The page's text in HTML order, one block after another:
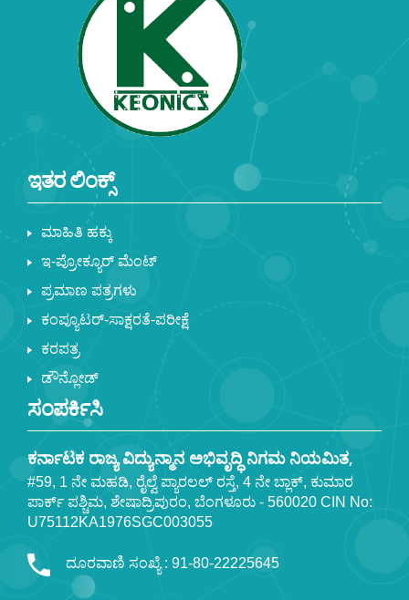
ಇತರ ಲಿಂಕ್ಸ್
ಮಾಹಿತಿ ಹಕ್ಕು
ಇ-ಪ್ರೋಕ್ಯೂರ್ ಮೆಂಟ್
ಪ್ರಮಾಣ ಪತ್ರಗಳು
ಕಂಪ್ಯೂಟರ್-ಸಾಕ್ಷರತೆ-ಪರೀಕ್ಷೆ
ಕರಪತ್ರ
ಡೌನ್ಲೋಡ್
ಸಂಪರ್ಕಿಸಿ
ಕರ್ನಾಟಕ ರಾಜ್ಯ ವಿದ್ಯುನ್ಮಾನ ಅಭಿವೃದ್ಧಿ ನಿಗಮ ನಿಯಮಿತ,
#59, 1 ನೇ ಮಹಡಿ, ರೈಲ್ವೆ ಪ್ಯಾರಲಲ್ ರಸ್ತೆ, 4 ನೇ ಬ್ಲಾಕ್, ಕುಮಾರ
ಪಾರ್ಕ್ ಪಶ್ಚಿಮ, ಶೇಷಾದ್ರಿಪುರಂ, ಬೆಂಗಳೂರು - 560020 CIN No:
U75112KA1976SGC003055
ದೂರವಾಣಿ ಸಂಖ್ಯೆ : 91-80-22225645